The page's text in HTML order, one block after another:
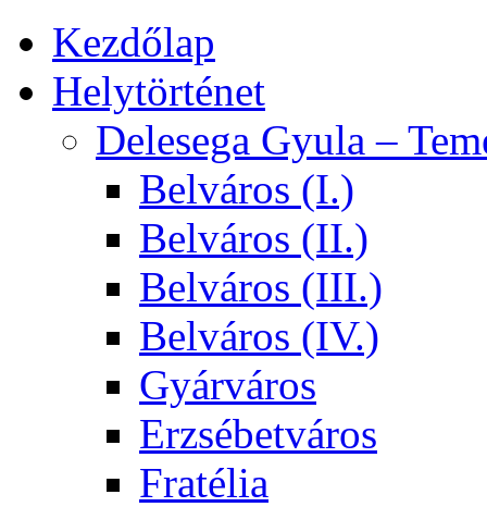
Kezdőlap
Helytörténet
Delesega Gyula –
Belváros (I.)
Belváros (II.)
Belváros (III.)
Belváros (IV.)
Gyárváros
Erzsébetváros
Fratélia